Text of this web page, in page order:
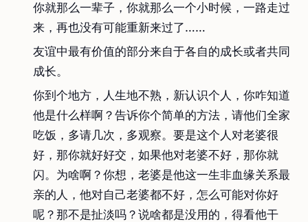
你就那么一辈子，你就那么一个小时候，一路走过
来，再也没有可能重新来过了……
友谊中最有价值的部分来自于各自的成长或者共同
成长。
你到个地方，人生地不熟，新认识个人，你咋知道
他是什么样啊？告诉你个简单的方法，请他们全家
吃饭，多请几次，多观察。要是这个人对老婆很
好，那你就好好交，如果他对老婆不好，那你就
闪。为啥啊？你想，老婆是他这一生非血缘关系最
亲的人，他对自己老婆都不好，怎么可能对你好
呢？那不是扯淡吗？说啥都是没用的，得看他干